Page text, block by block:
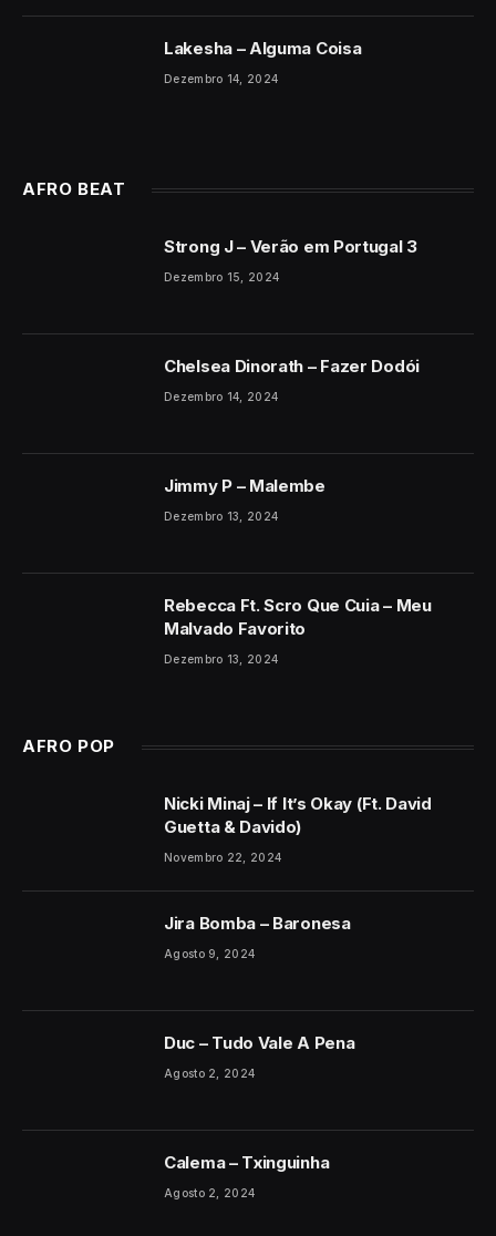
Lakesha – Alguma Coisa
Dezembro 14, 2024
AFRO BEAT
Strong J – Verão em Portugal 3
Dezembro 15, 2024
Chelsea Dinorath – Fazer Dodói
Dezembro 14, 2024
Jimmy P – Malembe
Dezembro 13, 2024
Rebecca Ft. Scro Que Cuia – Meu
Malvado Favorito
Dezembro 13, 2024
AFRO POP
Nicki Minaj – If It’s Okay (Ft. David
Guetta & Davido)
Novembro 22, 2024
Jira Bomba – Baronesa
Agosto 9, 2024
Duc – Tudo Vale A Pena
Agosto 2, 2024
Calema – Txinguinha
Agosto 2, 2024